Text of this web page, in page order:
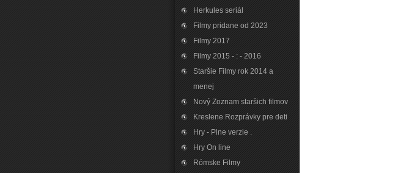
Herkules seriál
Filmy pridane od 2023
Filmy 2017
Filmy 2015 - : - 2016
Staršie Filmy rok 2014 a
menej
Nový Zoznam staršich filmov
Kreslene Rozprávky pre deti
Hry - Plne verzie .
Hry On line
Rómske Filmy